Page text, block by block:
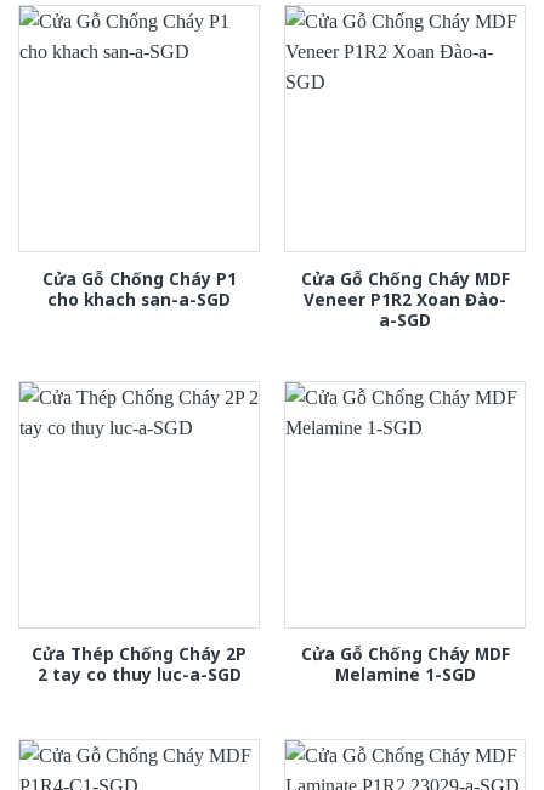
Cửa Gỗ Chống Cháy P1
cho khach san-a-SGD
Cửa Gỗ Chống Cháy MDF
Veneer P1R2 Xoan Đào-
a-SGD
Cửa Thép Chống Cháy 2P
2 tay co thuy luc-a-SGD
Cửa Gỗ Chống Cháy MDF
Melamine 1-SGD